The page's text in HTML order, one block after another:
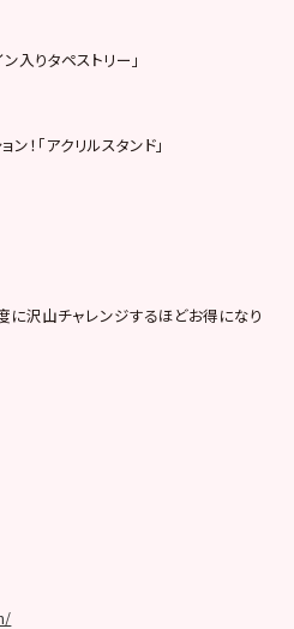
入りタペストリー」
！「アクリルスタンド」
に沢山チャレンジするほどお得になり